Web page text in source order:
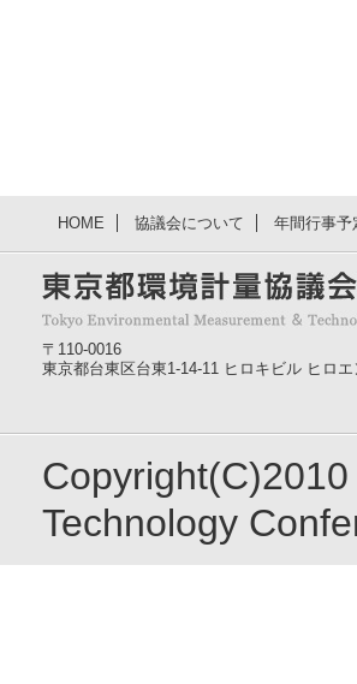
HOME 協議会について 年間行事予
〒110-0016
東京都台東区台東1-14-11 ヒロキビル ヒロ
Technology